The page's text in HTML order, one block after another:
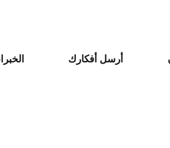
أرسل أفكارك